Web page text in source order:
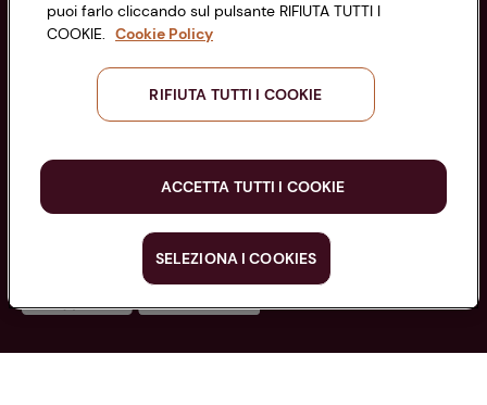
Servizio clienti
Seguici sui Social:
puoi farlo cliccando sul pulsante RIFIUTA TUTTI I
COOKIE. Cookie Policy
RIFIUTA TUTTI I COOKIE
ACCETTA TUTTI I COOKIE
SELEZIONA I COOKIES